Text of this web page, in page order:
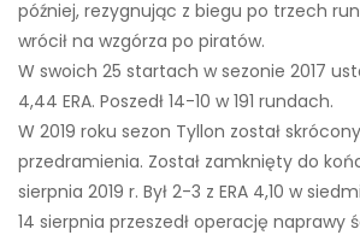
później, rezygnując z biegu po trzech
wrócił na wzgórza po piratów.
W swoich 25 startach w sezonie 2017
4,44 ERA. Poszedł 14-10 w 191 rundach.
W 2019 roku sezon Tyllon został
przedramienia. Został zamknięty do
sierpnia 2019 r. Był 2-3 z ERA 4,10 w
14 sierpnia przeszedł operację naprawy